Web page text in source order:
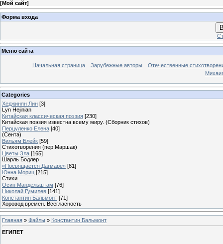
[Мой сайт]
Форма входа
Меню сайта
Начальная страница Зарубежные авторы
Отечественные
Categories
Хеджинян Лин [3]
Lyn Hejinian
Китайская классическая поэзия [230]
Китайская поэзия известна всему миру. (Сборник стихов)
Перцуленко Елена [40]
(Сента)
Вильям Блейк [59]
Стихотворения (пер.Маршак)
Цветы Зла [165]
Шарль Бодлер
«Посвящается Дагмаре» [81]
Юнна Мориц [215]
Стихи
Осип Мандельштам [76]
Николай Гумилев [141]
Константин Бальмонт [71]
Хоровод времен. Всегласность
Главная » Файлы » Константин Бальмонт
ЕГИПЕТ